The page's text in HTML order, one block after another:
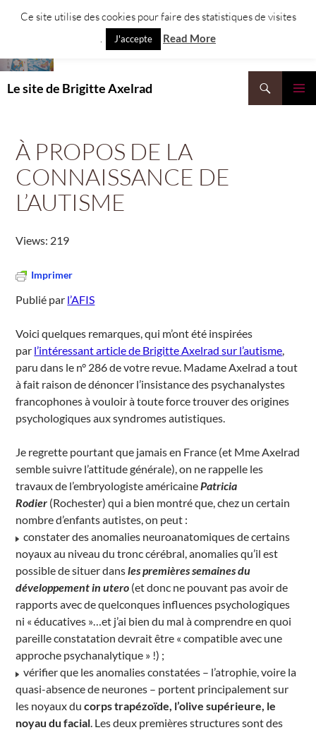
Le site de Brigitte Axelrad
À PROPOS DE LA
CONNAISSANCE DE
L’AUTISME
Views: 219
Imprimer
Publié par l’AFIS
Voici quelques remarques, qui m’ont été inspirées
par l’intéressant article de Brigitte Axelrad sur l’autisme,
paru dans le n° 286 de votre revue. Madame Axelrad a tout
à fait raison de dénoncer l’insistance des psychanalystes
francophones à vouloir à toute force trouver des origines
psychologiques aux syndromes autistiques.
Je regrette pourtant que jamais en France (et Mme Axelrad
semble suivre l’attitude générale), on ne rappelle les
travaux de l’embryologiste américainePatricia
Rodier (Rochester) qui a bien montré que, chez un certain
nombre d’enfants autistes, on peut :
constater des anomalies neuroanatomiques de certains
noyaux au niveau du tronc cérébral, anomalies qu’il est
possible de situer dansles premières semaines du
développement in utero (et donc ne pouvant pas avoir de
rapports avec de quelconques influences psychologiques
ni « éducatives »…et j’ai bien du mal à comprendre en quoi
pareille constatation devrait être « compatible avec une
approche psychanalytique » !) ;
vérifier que les anomalies constatées – l’atrophie, voire la
quasi-absence de neurones – portent principalement sur
les noyaux ducorps trapézoïde, l’olive supérieure, le
noyau du facial. Les deux premières structures sont des
Ce site utilise des cookies pour faire des statistiques de visites
.
J'accepte Read More